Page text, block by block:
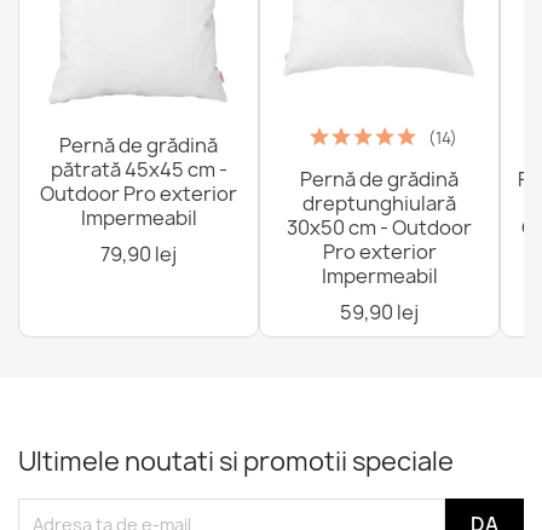
Pernă de grădină
pătrată 45x45 cm -
Outdoor Pro exterior
Impermeabil
79,90 lej
(14)
Pernă de grădină
dreptunghiulară
30x50 cm - Outdoor
Pro exterior
Impermeabil
59,90 lej
Ultimele noutati si promotii speciale